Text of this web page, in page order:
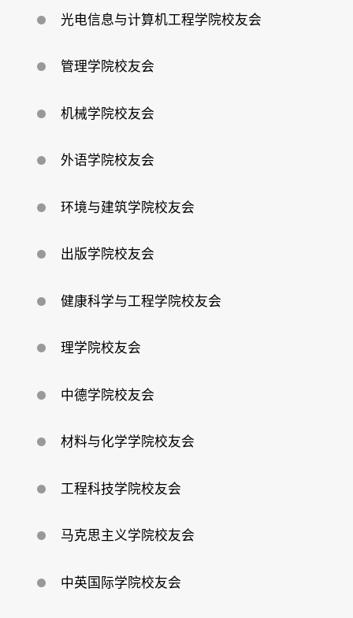
光电信息与计算机工程学院校友会
管理学院校友会
机械学院校友会
外语学院校友会
环境与建筑学院校友会
出版学院校友会
健康科学与工程学院校友会
理学院校友会
中德学院校友会
材料与化学学院校友会
工程科技学院校友会
马克思主义学院校友会
中英国际学院校友会